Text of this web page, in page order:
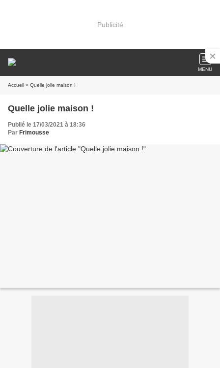
Publicité
MENU
Accueil » Quelle jolie maison !
Quelle jolie maison !
Publié le 17/03/2021 à 18:36
Par Frimousse